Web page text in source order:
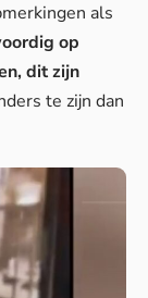
als
op
dit zijn
te zijn dan